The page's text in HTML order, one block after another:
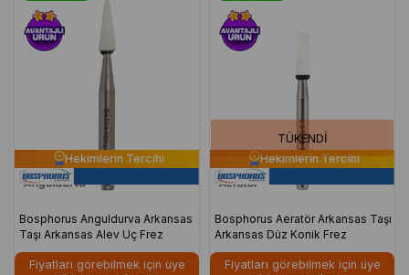
Bosphorus Anguldurva Arkansas
Taşı Arkansas Alev Uç Frez
Hekimlerin Tercihi
Fiyatları görebilmek için üye
TÜKENDI
Bosphorus Aeratör Arkansas Taşı
Arkansas Düz Konik Frez
Hekimlerin Tercihi
Fiyatları görebilmek için üye